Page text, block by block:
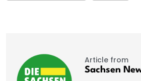
Article from
Sachsen